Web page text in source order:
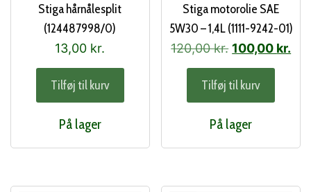
Stiga hårnålesplit
(124487998/0)
13,00 kr.
Tilføj til kurv
På lager
Stiga motorolie SAE
5W30 – 1,4L (1111-9242-01)
120,00kr. Den
oprindelige
pris
var:
120,00 kr..
100,00 kr.
Tilføj til kurv
På lager